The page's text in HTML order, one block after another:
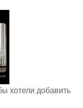
хотели добавить